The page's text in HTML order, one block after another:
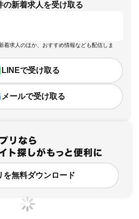
の新着求人を受け取る
着求人のほか、おすすめ情報なども配信しま
LINEで受け取る
メールで受け取る
を無料ダウンロード